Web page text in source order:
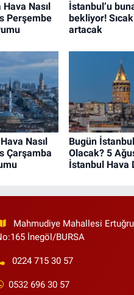
Nasıl
Perşembe
İstanbul’u
bekliyor!
artacak
Nasıl
Çarşamba
Bugün
Olacak? 5
İstanbul Hava
Mahmudiye Mahallesi
İnegöl/BURSA
0224 715 30 57
0532 696 30 57